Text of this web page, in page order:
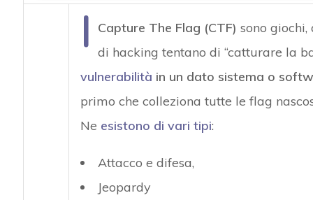
I Capture The Flag (CTF) sono
di hacking tentano di “catturare la
vulnerabilità in un dato sistema o
primo che colleziona tutte le flag
Ne esistono di vari tipi:
Attacco e difesa,
Jeopardy